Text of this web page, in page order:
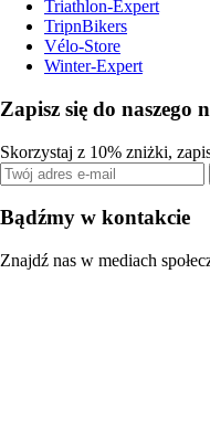
Triathlon-Expert
TripnBikers
Vélo-Store
Winter-Expert
Zapisz się do naszego
Skorzystaj z 10% zniżki,
Bądźmy w kontakcie
Znajdź nas w mediach